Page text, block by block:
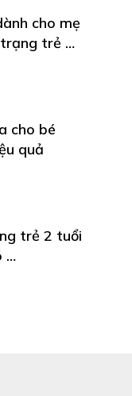
cho mẹ
trẻ …
cho bé
quả
trẻ 2 tuổi
…